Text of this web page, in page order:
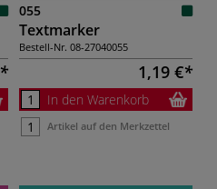
055
Textmarker
Bestell-Nr. 08-27040055
1,19 €
In den Warenkorb
Artikel auf den Merkzettel